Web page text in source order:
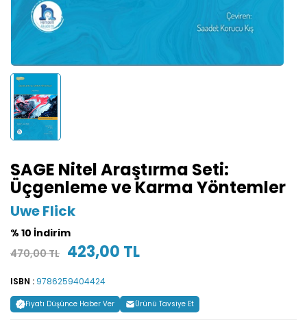
SAGE Nitel Araştırma Seti:
Üçgenleme ve Karma Yöntemler
Uwe Flick
% 10 İndirim
470,00 TL 423,00 TL
ISBN : 9786259404424
Fiyatı Düşünce Haber Ver Ürünü Tavsiye Et